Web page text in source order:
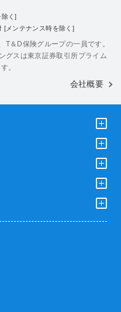
く]
[メンテナンス時を除く]
＆D保険グループの一員です。
グスは東京証券取引所プライム
。
会社概要